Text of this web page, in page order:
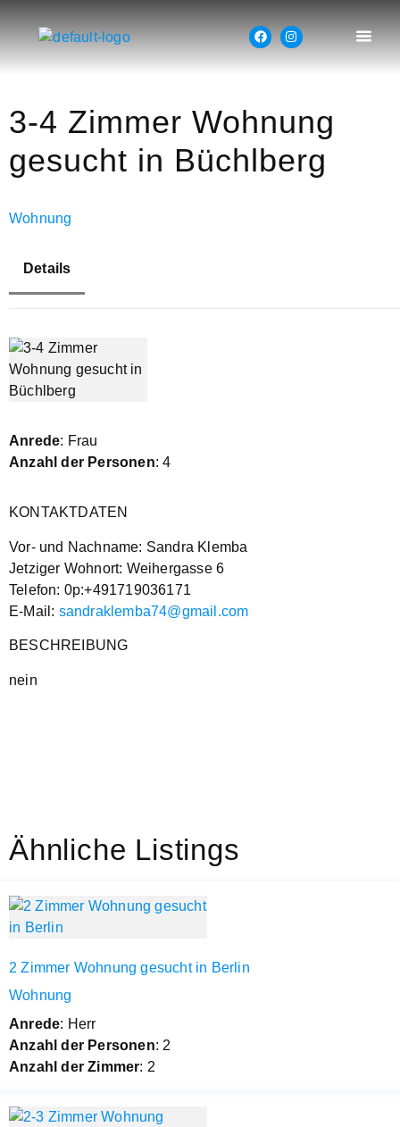
3-4 Zimmer Wohnung
gesucht in Büchlberg
Wohnung
Details
Anrede: Frau
Anzahl der Personen: 4
KONTAKTDATEN
Vor- und Nachname: Sandra Klemba
Jetziger Wohnort: Weihergasse 6
Telefon: 0p:+491719036171
E-Mail: sandraklemba74@gmail.com
BESCHREIBUNG
nein
Ähnliche Listings
2 Zimmer Wohnung gesucht in Berlin
Wohnung
Anrede: Herr
Anzahl der Personen: 2
Anzahl der Zimmer: 2